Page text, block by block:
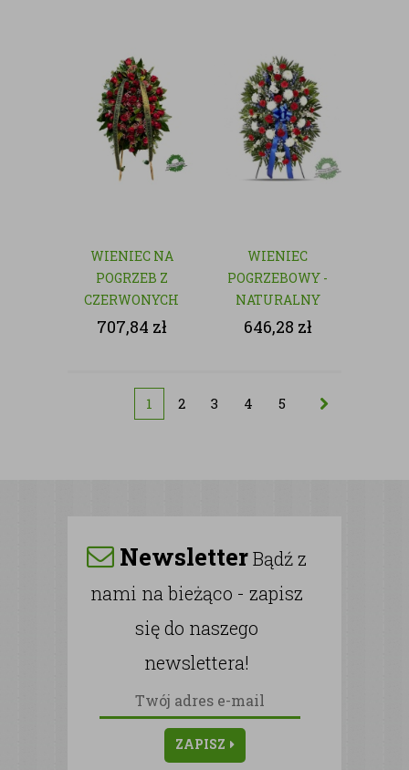
WIENIEC NA
POGRZEB Z
CZERWONYCH
RÓŻ
707,84 zł
WIENIEC
POGRZEBOWY -
NATURALNY
646,28 zł
1 2 3 4 5
NewsletterBądź z
nami na bieżąco - zapisz
się do naszego
newslettera!
ZAPISZ